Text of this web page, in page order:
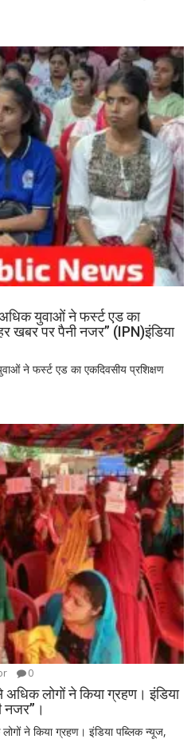
युवाओं ने फर्स्ट एड का
खबर पर पैनी नजर” (IPN)इंडिया
ने फर्स्ट एड का एकदिवसीय प्रशिक्षण
0
लोगों ने किया ग्रहण। इंडिया
नजर”।
ने किया ग्रहण। इंडिया पब्लिक न्यूज,